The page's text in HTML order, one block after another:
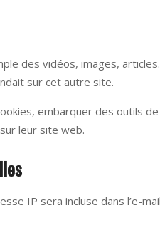
des vidéos, images,
sur cet autre site.
embarquer des outils
leur site web.
IP sera incluse dans l’e-